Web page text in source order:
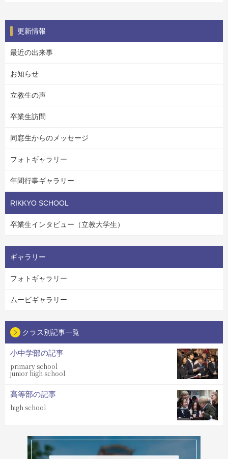
更新情報
最近の出来事
お知らせ
立教生の声
卒業生訪問
同窓生からのメッセージ
フォトギャラリー
年間行事ギャラリー
RIKKYO SCHOOL
卒業生インタビュー（立教大学生）
ギャラリー
フォトギャラリー
ムービギャラリー
クラス別記事一覧
小中学部の記事
primary school
junior high school
高等部の記事
high school